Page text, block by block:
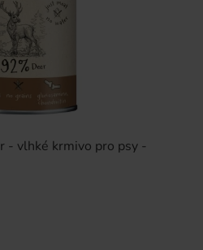
- vlhké krmivo pro psy -